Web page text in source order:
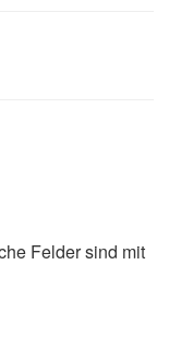
Felder sind mit